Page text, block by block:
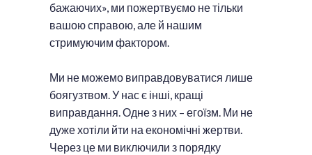
бажаючих», ми пожертвуємо не тільки
вашою справою, але й нашим
стримуючим фактором.
Ми не можемо виправдовуватися лише
боягузтвом. У нас є інші, кращі
виправдання. Одне з них – егоїзм. Ми не
дуже хотіли йти на економічні жертви.
Через це ми виключили з порядку